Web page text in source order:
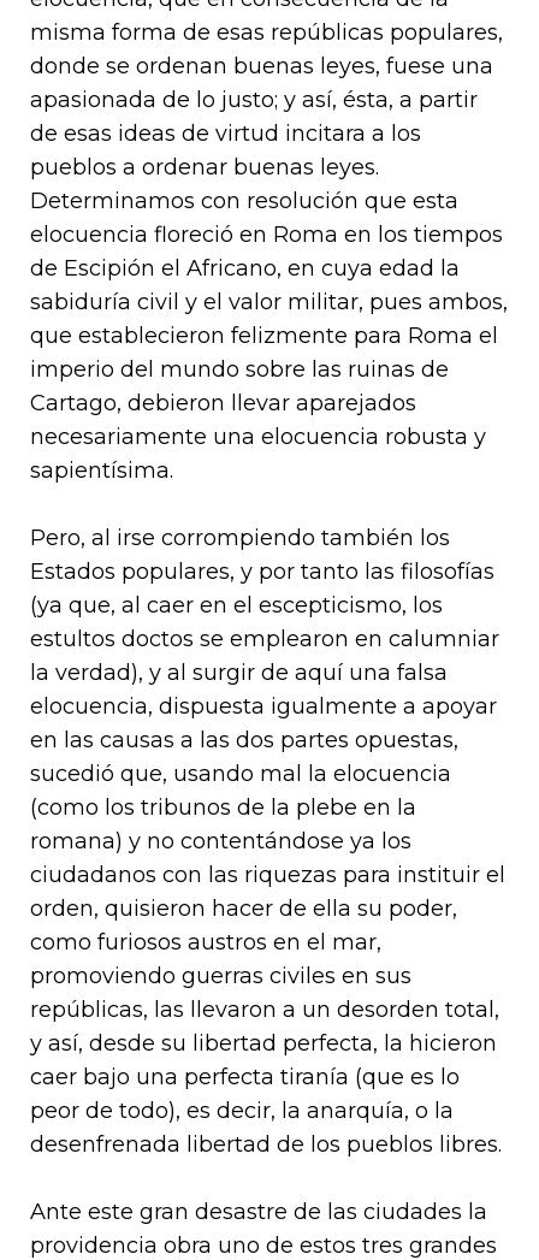
misma forma de esas repúblicas populares,
donde se ordenan buenas leyes, fuese una
apasionada de lo justo; y así, ésta, a partir
de esas ideas de virtud incitara a los
pueblos a ordenar buenas leyes.
Determinamos con resolución que esta
elocuencia floreció en Roma en los tiempos
de Escipión el Africano, en cuya edad la
sabiduría civil y el valor militar, pues ambos,
que establecieron felizmente para Roma el
imperio del mundo sobre las ruinas de
Cartago, debieron llevar aparejados
necesariamente una elocuencia robusta y
sapientísima.
Pero, al irse corrompiendo también los
Estados populares, y por tanto las filosofías
(ya que, al caer en el escepticismo, los
estultos doctos se emplearon en calumniar
la verdad), y al surgir de aquí una falsa
elocuencia, dispuesta igualmente a apoyar
en las causas a las dos partes opuestas,
sucedió que, usando mal la elocuencia
(como los tribunos de la plebe en la
romana) y no contentándose ya los
ciudadanos con las riquezas para instituir el
orden, quisieron hacer de ella su poder,
como furiosos austros en el mar,
promoviendo guerras civiles en sus
repúblicas, las llevaron a un desorden total,
y así, desde su libertad perfecta, la hicieron
caer bajo una perfecta tiranía (que es lo
peor de todo), es decir, la anarquía, o la
desenfrenada libertad de los pueblos libres.
Ante este gran desastre de las ciudades la
providencia obra uno de estos tres grandes